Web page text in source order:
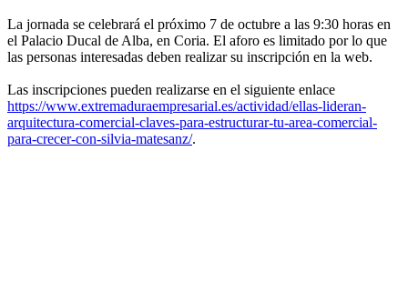
La jornada se celebrará el próximo 7 de octubre a las 9:30 horas en
el Palacio Ducal de Alba, en Coria. El aforo es limitado por lo que
las personas interesadas deben realizar su inscripción en la web.
Las inscripciones pueden realizarse en el siguiente enlace
https://www.extremaduraempresarial.es/actividad/ellas-lideran-
arquitectura-comercial-claves-para-estructurar-tu-area-comercial-
para-crecer-con-silvia-matesanz/.